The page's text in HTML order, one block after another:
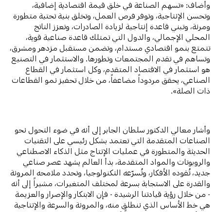
وأضاف: «تسهم الصناعة في خلق قيمة اقتصادية إضافية،
وتحسن الإنتاجية، وتوفر فرص العمل، وتخلق بنية تحتية متطورة
ومرنة، وتبني قاعدة إنتاجية لزيادة الصادرات، وتعزز الناتج
المحلي الإجمالي، والدول التي تمتلك قاعدة صناعية قوية،
تتمتع بنمو اقتصادي مستدام، وتضمن مستقبل مزدهر ومشرق،
وتساهم في تقدم المجتمعات وتطورها. والاستثمار في التصنيع
هو استثمار في الاقتصاد المتقدم، وكل استثمار في القطاع
الصناعي، يحقق مردوداً مضاعفاً، من خلال تحفيز نمو القطاعات
ذات الصلة».
وأشار معالي الدكتور سلطان الجابر إلى أنه في ضوء التحول نحو
الصناعات المتقدمة التي تعتمد بشكل رئيسي على التقنيات
الحديثة والمتطورة في عمليات الإنتاج مثل الذكاء الاصطناعي
والروبوتات والمواد المتقدمة، بدأ العالم يشهد عصر صناعي
جديد، تُقوده الأفكار، وتُسرّعه التكنولوجيا، وتحدد ملامحه المرونة
والقدرة على الاستجابة بسرعة لمختلف المتغيرات، مشيراً إلى أنه
- من خلال رؤية قيادتنا الرشيدة - فإن الابتكار والإصرار والعزيمة
هي خط الأساس الذي ننطلق منه، والمرونة والسرعة والإنتاجية